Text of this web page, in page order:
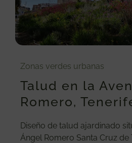
Zonas verdes urbanas
Talud en la
Romero,
Diseño de talud ajardinado
Ángel Romero Santa Cruz de